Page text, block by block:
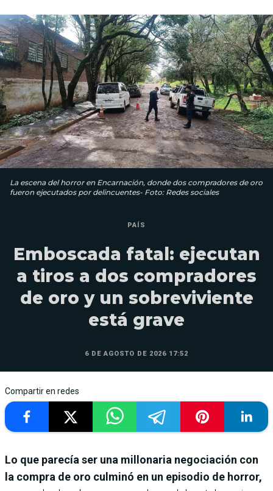
La escena del horror en Encarnación, donde dos compradores de oro
fueron ejecutados por delincuentes- Foto: Redes sociales
PAÍS
Emboscada fatal: ejecutan
a tiros a dos compradores
de oro y un sobreviviente
está grave
6 DE AGOSTO DE 2026 17:52
Compartir en redes
Lo que parecía ser una millonaria negociación con
la compra de oro culminó en un episodio de horror,